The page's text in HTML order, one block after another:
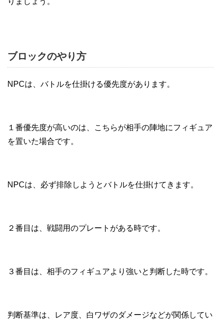
ブロックのやり方
NPCは、バトルを仕掛ける優先度があります。
１番優先度が高いのは、こちらが相手の陣地にフィギュア
を置いた場合です。
NPCは、必ず排除しようとバトルを仕掛けてきます。
２番目は、戦闘用のプレートがある時です。
３番目は、相手のフィギュアより強いと判断した時です。
判断基準は、レア度、白ワザのダメージなどが関係してい